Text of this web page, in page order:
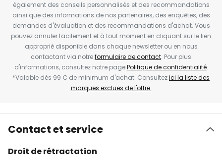
également des conseils personnalisés et des recommandations
ainsi que des informations de nos partenaires, des enquêtes, des
demandes d'évaluation et des recommandations d'achat. Vous
pouvez annuler facilement et à tout moment en cliquant sur le lien
approprié disponible dans chaque newsletter ou en nous
contactant via notreformulaire de contact. Pour plus
d'informations, consultez notre pagePolitique de confidentialité.
*Valable dès 99 € de minimum d'achat. Consultezici la liste des
marques exclues de l'offre.
Contact et service
Droit de rétractation